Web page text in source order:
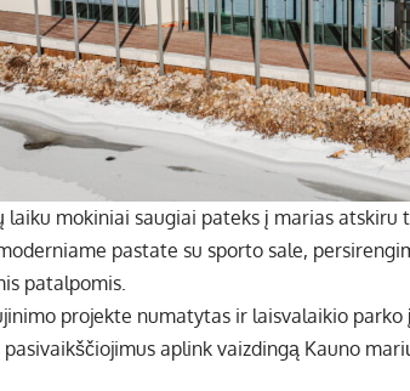
laiku mokiniai saugiai pateks į marias atskiru
pastate su sporto sale,
patalpomis.
projekte numatytas ir laisvalaikio
aplink vaizdingą Kauno